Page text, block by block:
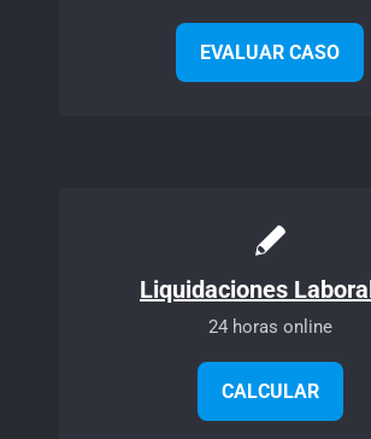
EVALUAR CASO
Liquidaciones
24 horas online
CALCULAR